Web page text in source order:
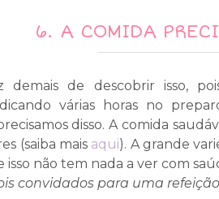
6. A COMIDA
demais de descobrir isso,
várias horas no
disso. A comida
(saiba mais aqui). A grande
não tem nada a ver com
convidados para uma